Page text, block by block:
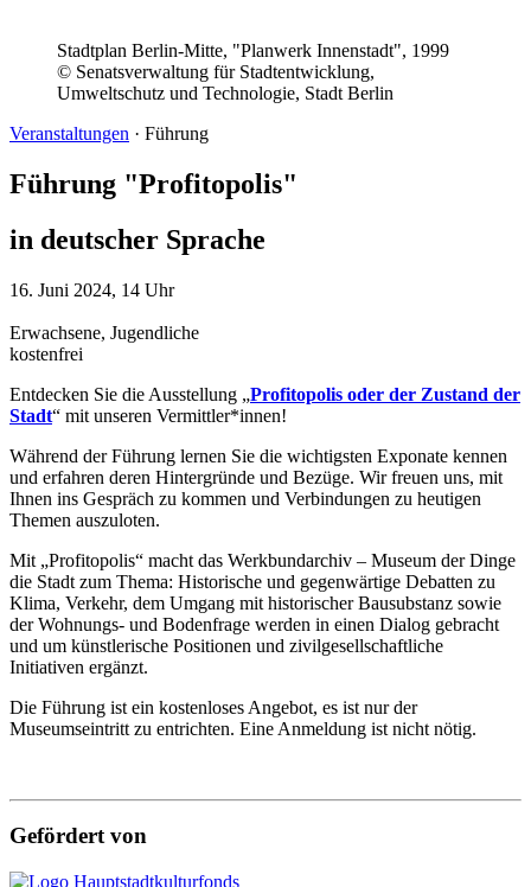
Stadtplan Berlin-Mitte, "Planwerk Innenstadt", 1999
© Senatsverwaltung für Stadtentwicklung,
Umweltschutz und Technologie, Stadt Berlin
Veranstaltungen · Führung
Führung "Profitopolis"
in deutscher Sprache
16. Juni 2024, 14 Uhr
Erwachsene, Jugendliche
kostenfrei
Entdecken Sie die Ausstellung „Profitopolis oder der Zustand der
Stadt“ mit unseren Vermittler*innen!
Während der Führung lernen Sie die wichtigsten Exponate kennen
und erfahren deren Hintergründe und Bezüge. Wir freuen uns, mit
Ihnen ins Gespräch zu kommen und Verbindungen zu heutigen
Themen auszuloten.
Mit „Profitopolis“ macht das Werkbundarchiv – Museum der Dinge
die Stadt zum Thema: Historische und gegenwärtige Debatten zu
Klima, Verkehr, dem Umgang mit historischer Bausubstanz sowie
der Wohnungs- und Bodenfrage werden in einen Dialog gebracht
und um künstlerische Positionen und zivilgesellschaftliche
Initiativen ergänzt.
Die Führung ist ein kostenloses Angebot, es ist nur der
Museumseintritt zu entrichten. Eine Anmeldung ist nicht nötig.
Gefördert von